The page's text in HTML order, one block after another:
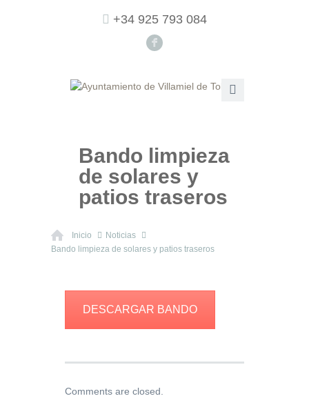
F
+34 925 793 084
Bando limpieza
de solares y
patios traseros
Inicio
Noticias
Bando limpieza de solares y patios traseros
DESCARGAR BANDO
Comments are closed.